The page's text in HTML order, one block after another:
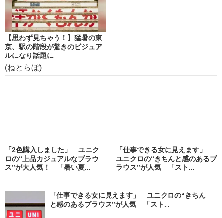
【思わず見ちゃう！】猛暑の東
京、駅の階段が驚きのビジュア
ルになり話題に
(ねとらぼ)
「2色購入しました」 ユニク
ロの“上品カジュアルなブラウ
ス”が大人気！ 「暑い夏...
「仕事できる女に見えます」
ユニクロの“きちんと感のあるブ
ラウス”が人気 「スト...
「仕事できる女に見えます」 ユニクロの“きちん
と感のあるブラウス”が人気 「スト...